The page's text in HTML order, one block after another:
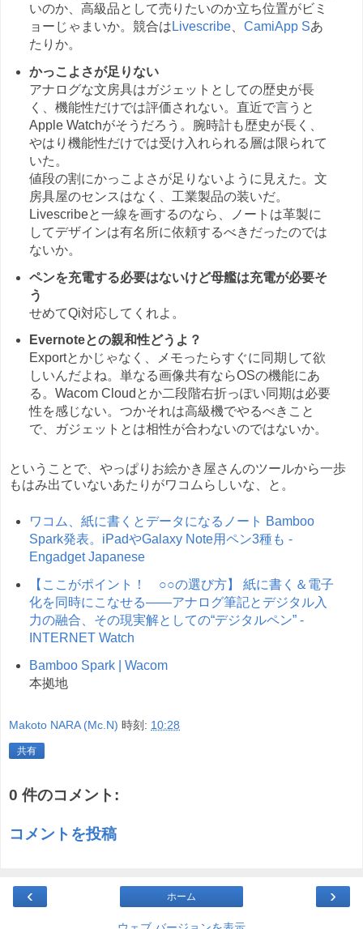
いのか、高級品として売りたいのか立ち位置がビミ
ョーじゃまいか。競合は Livescribe、 CamiApp Sあ
たりか。
かっこよさが足りない
アナログな文房具はガジェットとしての歴史が長
く、機能性だけでは評価されない。直近で言うと
Apple Watchがそうだろう。腕時計も歴史が長く、
やはり機能性だけでは受け入れられる層は限られて
いた。
値段の割にかっこよさが足りないように見えた。文
房具屋のセンスはなく、工業製品の装いだ。
Livescribeと一線を画するのなら、ノートは革製に
してデザインは有名所に依頼するべきだったのでは
ないか。
ペンを充電する必要はないけど母艦は充電が必要そ
う
せめてQi対応してくれよ。
Evernoteとの親和性どうよ？
Exportとかじゃなく、メモったらすぐに同期して欲
しいんだよね。単なる画像共有ならOSの機能にあ
る。Wacom Cloudとか二段階右折っぽい同期は必要
性を感じない。つかそれは高級機でやるべきこと
で、ガジェットとは相性が合わないのではないか。
ということで、やっぱりお絵かき屋さんのツールから一歩
もはみ出ていないあたりがワコムらしいな、と。
ワコム、紙に書くとデータになるノート Bamboo
Spark発表。iPadやGalaxy Note用ペン3種も -
Engadget Japanese
【ここがポイント！ ○○の選び方】 紙に書く＆電子
化を同時にこなせる――アナログ筆記とデジタル入
力の融合、その現実解としての“デジタルペン” -
INTERNET Watch
Bamboo Spark | Wacom
本拠地
Makoto NARA (Mc.N) 時刻: 10:28
共有
0 件のコメント:
コメントを投稿
‹ ›
ホーム